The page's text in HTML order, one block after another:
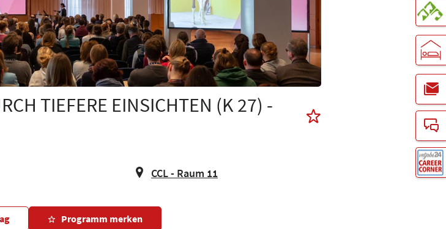
TIEFERE EINSICHTEN (K 27) -
CCL - Raum 11
Programm merken